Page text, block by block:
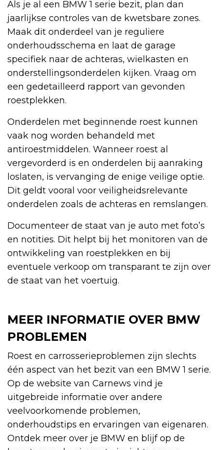
Als je al een BMW 1 serie bezit, plan dan
jaarlijkse controles van de kwetsbare zones.
Maak dit onderdeel van je reguliere
onderhoudsschema en laat de garage
specifiek naar de achteras, wielkasten en
onderstellingsonderdelen kijken. Vraag om
een gedetailleerd rapport van gevonden
roestplekken.
Onderdelen met beginnende roest kunnen
vaak nog worden behandeld met
antiroestmiddelen. Wanneer roest al
vergevorderd is en onderdelen bij aanraking
loslaten, is vervanging de enige veilige optie.
Dit geldt vooral voor veiligheidsrelevante
onderdelen zoals de achteras en remslangen.
Documenteer de staat van je auto met foto’s
en notities. Dit helpt bij het monitoren van de
ontwikkeling van roestplekken en bij
eventuele verkoop om transparant te zijn over
de staat van het voertuig.
MEER INFORMATIE OVER BMW
PROBLEMEN
Roest en carrosserieproblemen zijn slechts
één aspect van het bezit van een BMW 1 serie.
Op de website van Carnews vind je
uitgebreide informatie over andere
veelvoorkomende problemen,
onderhoudstips en ervaringen van eigenaren.
Ontdek meer over je BMW en blijf op de